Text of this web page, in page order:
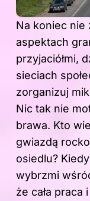
Na koniec nie
aspektach
przyjaciółmi,
sieciach
zorganizuj
Nic tak nie
brawa. Kto
gwiazdą
osiedlu?
wybrzmi
że cała